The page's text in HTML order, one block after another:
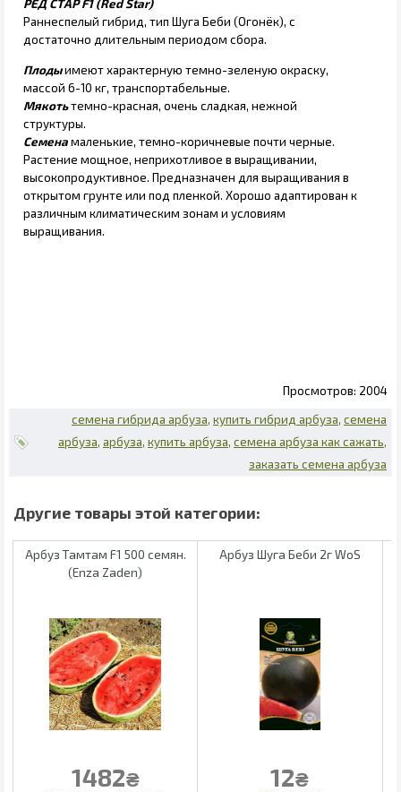
РЕД СТАР F1 (Red Star)
Раннеспелый гибрид, тип Шуга Беби (Огонёк), с
достаточно длительным периодом сбора.
Плодыимеют характерную темно-зеленую окраску,
массой 6-10 кг, транспортабельные.
Мякотьтемно-красная, очень сладкая, нежной
структуры.
Семенамаленькие, темно-коричневые почти черные.
Растение мощное, неприхотливое в выращивании,
высокопродуктивное. Предназначен для выращивания в
открытом грунте или под пленкой. Хорошо адаптирован к
различным климатическим зонам и условиям
выращивания.
2004
семена гибрида арбуза купить гибрид арбуза семена
арбуза арбуза купить арбуза семена арбуза как сажать
заказать семена арбуза
Арбуз Тамтам F1 500 семян.
(Enza Zaden)
1482₴
Арбуз Шуга Беби 2г WoS
12₴